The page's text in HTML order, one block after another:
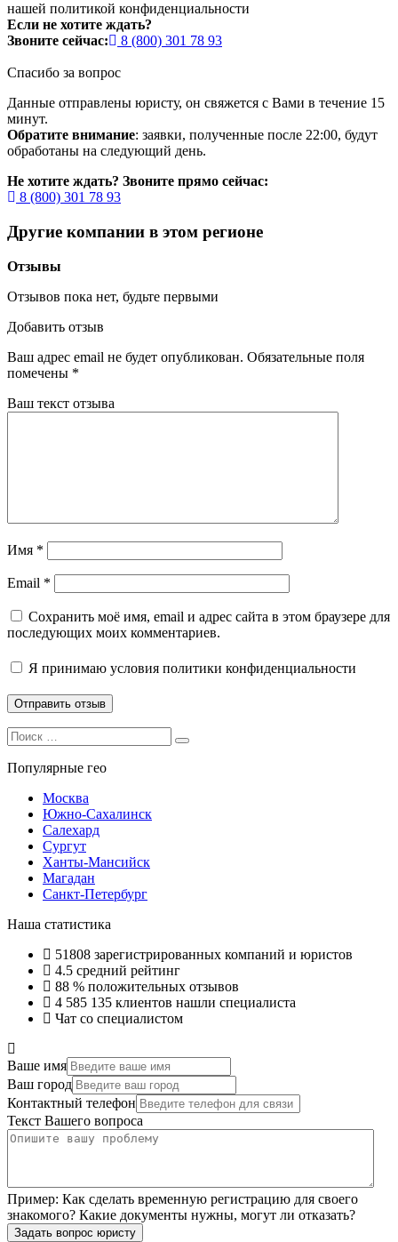
нашей политикой конфиденциальности
Если не хотите ждать?
Звоните сейчас:
8 (800) 301 78 93
Спасибо за вопрос
Данные отправлены юристу, он свяжется с Вами в течение 15
минут.
Обратите внимание: заявки, полученные после 22:00, будут
обработаны на следующий день.
Не хотите ждать? Звоните прямо сейчас:
8 (800) 301 78 93
Другие компании в этом регионе
Отзывы
Отзывов пока нет, будьте первыми
Добавить отзыв
Ваш адрес email не будет опубликован. Обязательные поля
помечены *
Ваш текст отзыва
Имя *
Email *
Сохранить моё имя, email и адрес сайта в этом браузере для
последующих моих комментариев.
Я принимаю условия политики конфиденциальности
Search
for:
Search
Популярные гео
Москва
Южно-Сахалинск
Салехард
Сургут
Ханты-Мансийск
Магадан
Санкт-Петербург
Наша статистика
51808 зарегистрированных компаний и юристов
4.5 средний рейтинг
88 % положительных отзывов
4 585 135 клиентов нашли специалиста
Чат со специалистом
Ваше имя
Ваш город
Контактный телефон
Текст Вашего вопроса
Пример: Как сделать временную регистрацию для своего
знакомого? Какие документы нужны, могут ли отказать?
Задать вопрос юристу